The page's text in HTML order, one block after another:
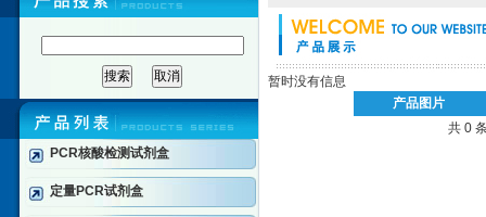
PCR核酸检测试剂盒
定量PCR试剂盒
暂时没有信息
产品图片
共 0